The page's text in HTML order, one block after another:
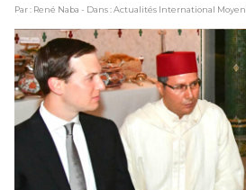
Par : René Naba - Dans : Actualités International